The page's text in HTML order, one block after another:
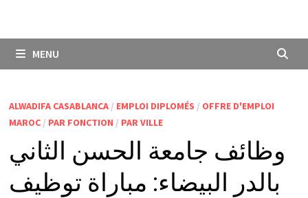
MENU
ALWADIFA CASABLANCA/ EMPLOI DIPLOMÉS / OFFRE D'EMPLOI
MAROC/ PAR FONCTION / PAR VILLE
وظائف جامعة الحسن الثاني
بالدر البيضاء: مباراة توظيف